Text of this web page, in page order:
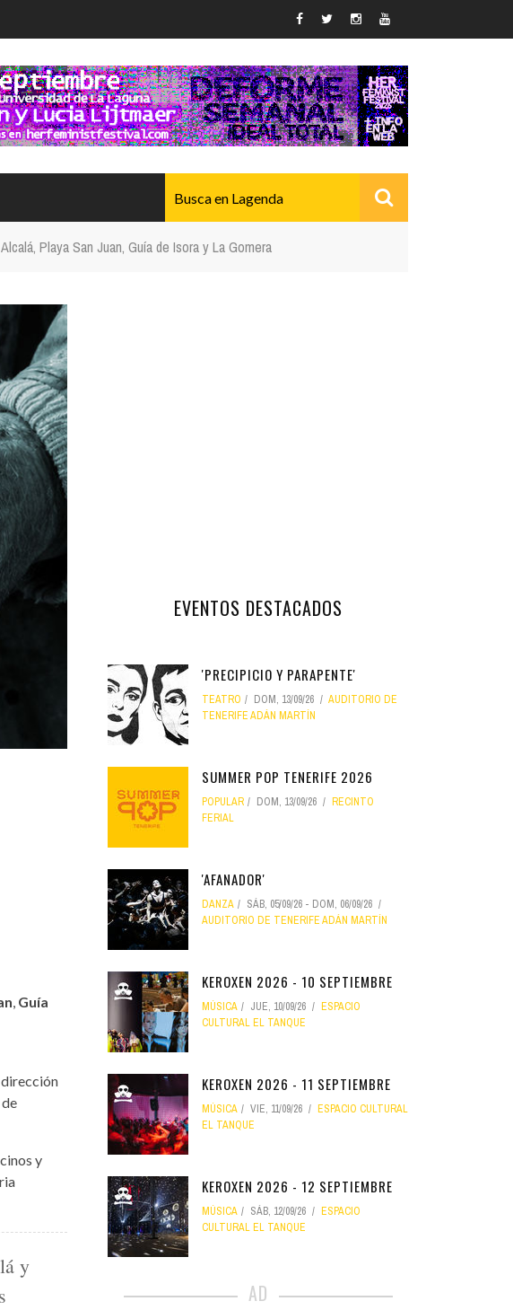
y Naturaleza
2026
Playa San Juan, Guía de Isora y La Gomera
Guía
y
y
EVENTOS DESTACADOS
'PRECIPICIO Y PARAPENTE'
TEATRO DOM, 13/09/26
AUDITORIO DE
TENERIFE ADÁN MARTÍN
SUMMER POP TENERIFE 2026
POPULAR DOM, 13/09/26
RECINTO
FERIAL
'AFANADOR'
DANZA SÁB, 05/09/26 - DOM, 06/09/26
AUDITORIO DE TENERIFE ADÁN MARTÍN
KEROXEN 2026 - 10 SEPTIEMBRE
MÚSICA JUE, 10/09/26
ESPACIO
CULTURAL EL TANQUE
KEROXEN 2026 - 11 SEPTIEMBRE
MÚSICA VIE, 11/09/26
ESPACIO CULTURAL
EL TANQUE
KEROXEN 2026 - 12 SEPTIEMBRE
MÚSICA SÁB, 12/09/26
ESPACIO
CULTURAL EL TANQUE
AD